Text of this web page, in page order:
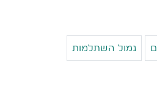
גמול השתלמות